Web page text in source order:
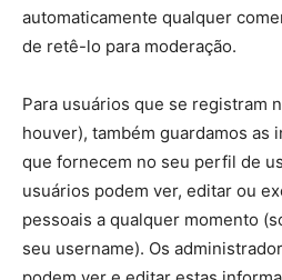
automaticamente qualquer
de retê-lo para moderação.
Para usuários que se registram
houver), também guardamos as
que fornecem no seu perfil de
usuários podem ver, editar ou
pessoais a qualquer momento
seu username). Os